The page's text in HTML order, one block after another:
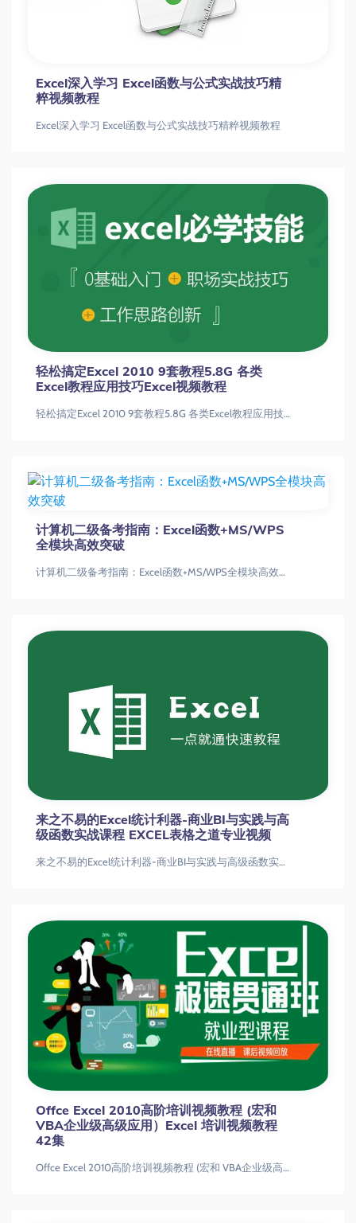
Excel深入学习 Excel函数与公式实战技巧精
粹视频教程
Excel深入学习 Excel函数与公式实战技巧精粹视频教程
轻松搞定Excel 2010 9套教程5.8G 各类
Excel教程应用技巧Excel视频教程
轻松搞定Excel 2010 9套教程5.8G 各类Excel教程应用技巧Excel视频教程
计算机二级备考指南：Excel函数+MS/WPS
全模块高效突破
计算机二级备考指南：Excel函数+MS/WPS全模块高效突破计算机二级Excel/MS/WPS全攻略计算机二级备考|Excel函数
来之不易的Excel统计利器-商业BI与实践与高
级函数实战课程 EXCEL表格之道专业视频
来之不易的Excel统计利器-商业BI与实践与高级函数实战课程 EXCEL表格之道专业视频
Offce Excel 2010高阶培训视频教程 (宏和
VBA企业级高级应用）Excel 培训视频教程
42集
Offce Excel 2010高阶培训视频教程 (宏和 VBA企业级高级应用）Excel 培训视频教程42集